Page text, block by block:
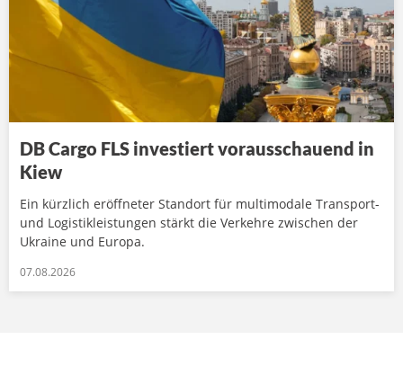
DB Cargo FLS investiert vorausschauend in
Kiew
Ein kürzlich eröffneter Standort für multimodale Transport-
und Logistikleistungen stärkt die Verkehre zwischen der
Ukraine und Europa.
07.08.2026